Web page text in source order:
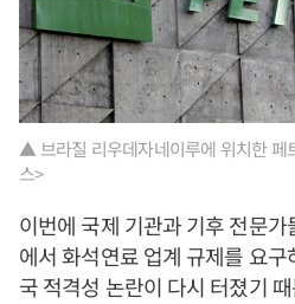
▲ 브라질 리우데자네이루에 위치한 페
스>
이번에 국제 기관과 기후 전문
에서 화석연료 업계 규제를 요
국 적격성 논란이 다시 터졌기